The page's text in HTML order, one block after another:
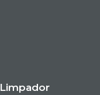
Limpador